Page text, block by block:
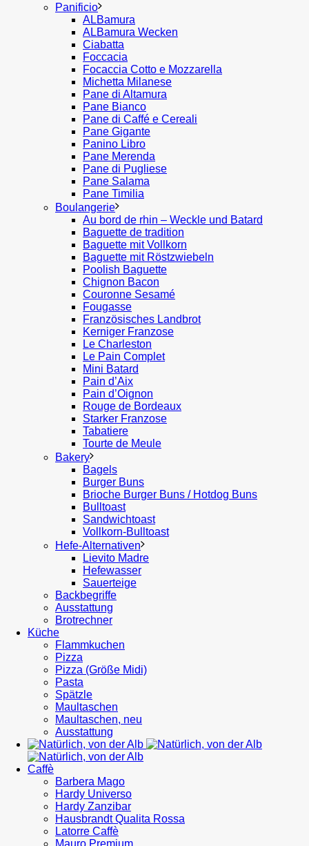
Panificio
ALBamura
ALBamura Wecken
Ciabatta
Foccacia
Focaccia Cotto e Mozzarella
Michetta Milanese
Pane di Altamura
Pane Bianco
Pane di Caffé e Cereali
Pane Gigante
Panino Libro
Pane Merenda
Pane di Pugliese
Pane Salama
Pane Timilia
Boulangerie
Au bord de rhin – Weckle und Batard
Baguette de tradition
Baguette mit Vollkorn
Baguette mit Röstzwiebeln
Poolish Baguette
Chignon Bacon
Couronne Sesamé
Fougasse
Französisches Landbrot
Kerniger Franzose
Le Charleston
Le Pain Complet
Mini Batard
Pain d’Aix
Pain d’Oignon
Rouge de Bordeaux
Starker Franzose
Tabatiere
Tourte de Meule
Bakery
Bagels
Burger Buns
Brioche Burger Buns / Hotdog Buns
Bulltoast
Sandwichtoast
Vollkorn-Bulltoast
Hefe-Alternativen
Lievito Madre
Hefewasser
Sauerteige
Backbegriffe
Ausstattung
Brotrechner
Küche
Flammkuchen
Pizza
Pizza (Größe Midi)
Pasta
Spätzle
Maultaschen
Maultaschen, neu
Ausstattung
Caffè
Barbera Mago
Hardy Universo
Hardy Zanzibar
Hausbrandt Qualita Rossa
Latorre Caffè
Mauro Premium